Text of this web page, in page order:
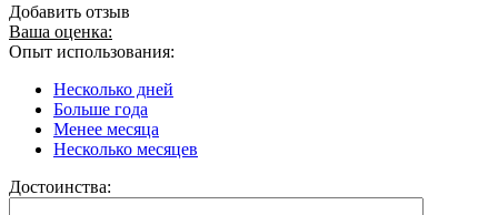
Добавить отзыв
Ваша оценка:
Опыт использования:
Несколько дней
Больше года
Менее месяца
Несколько месяцев
Достоинства: